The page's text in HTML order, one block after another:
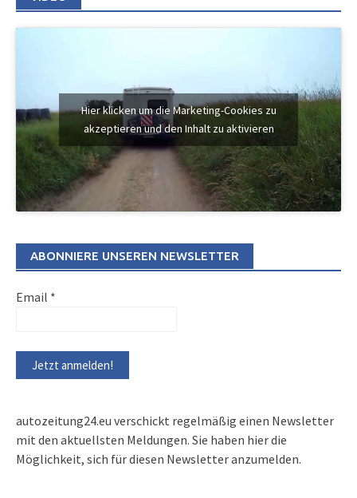
Hier klicken um die Marketing-Cookies zu
akzeptieren und den Inhalt zu aktivieren
ABONNIERE UNSEREN NEWSLETTER
Email *
autozeitung24.eu verschickt regelmäßig einen Newsletter
mit den aktuellsten Meldungen. Sie haben hier die
Möglichkeit, sich für diesen Newsletter anzumelden.